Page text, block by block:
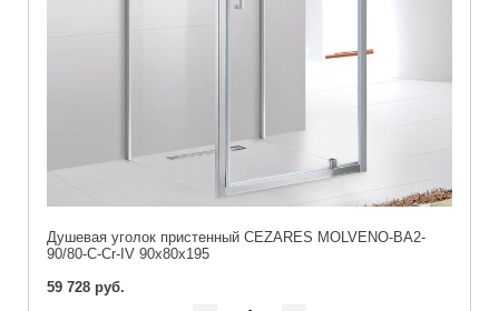
Душевая уголок пристенный CEZARES MOLVENO-BA2-
90/80-C-Cr-IV 90x80x195
59 728 руб.